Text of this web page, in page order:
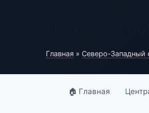
Главная » Северо-Западный
🏠 Главная